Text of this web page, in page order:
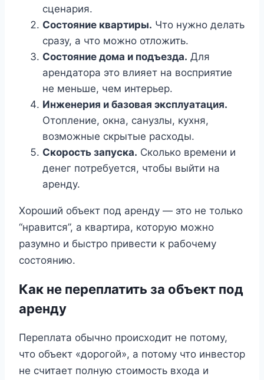
сценария.
Состояние квартиры. Что нужно делать
сразу, а что можно отложить.
Состояние дома и подъезда. Для
арендатора это влияет на восприятие
не меньше, чем интерьер.
Инженерия и базовая эксплуатация.
Отопление, окна, санузлы, кухня,
возможные скрытые расходы.
Скорость запуска. Сколько времени и
денег потребуется, чтобы выйти на
аренду.
Хороший объект под аренду — это не только
“нравится”, а квартира, которую можно
разумно и быстро привести к рабочему
состоянию.
Как не переплатить за объект под
аренду
Переплата обычно происходит не потому,
что объект «дорогой», а потому что инвестор
не считает полную стоимость входа и